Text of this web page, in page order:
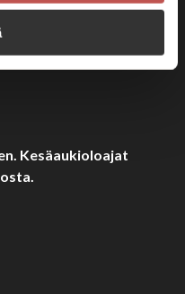
Kesäaukioloajat